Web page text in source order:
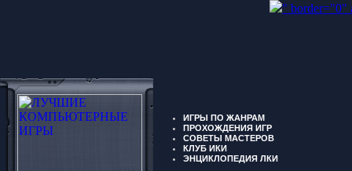
" border="0"
ИГРЫ ПО ЖАНРАМ
ПРОХОЖДЕНИЯ ИГР
СОВЕТЫ МАСТЕРОВ
КЛУБ ИКИ
ЭНЦИКЛОПЕДИЯ ЛКИ